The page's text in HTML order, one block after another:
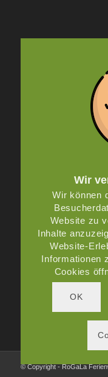
UNSERE
Montag – Freitag:
Samstag: 8:00 –
© Copyright - RoGaLa
Wir
Wir können
Website zu
Inhalte
Website-
Informationen
Cookies
OK